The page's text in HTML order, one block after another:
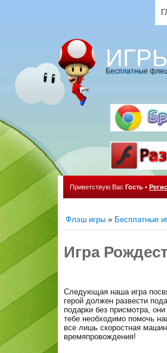
Бесплатные
Приветствую Вас Гость •
Флэш игры » Бесплатные
Игра
Следующая наша игра
герой должен развести
подарки без присмотра,
тебе необходимо помочь
все лишь скоростная
времяпровождения!